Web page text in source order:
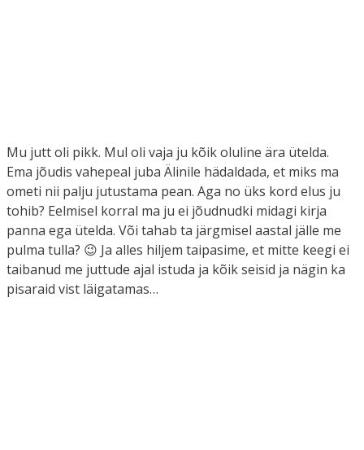
Mu jutt oli pikk. Mul oli vaja ju kõik oluline ära ütelda.
Ema jõudis vahepeal juba Älinile hädaldada, et miks ma
ometi nii palju jutustama pean. Aga no üks kord elus ju
tohib? Eelmisel korral ma ju ei jõudnudki midagi kirja
panna ega ütelda. Või tahab ta järgmisel aastal jälle me
pulma tulla? 😉 Ja alles hiljem taipasime, et mitte keegi ei
taibanud me juttude ajal istuda ja kõik seisid ja nägin ka
pisaraid vist läigatamas…